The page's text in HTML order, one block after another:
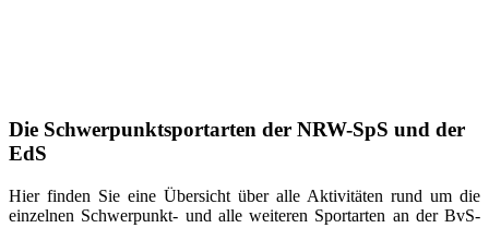
Die Schwerpunktsportarten der NRW-SpS und der
EdS
Hier finden Sie eine Übersicht über alle Aktivitäten rund um die
einzelnen Schwerpunkt- und alle weiteren Sportarten an der BvS-